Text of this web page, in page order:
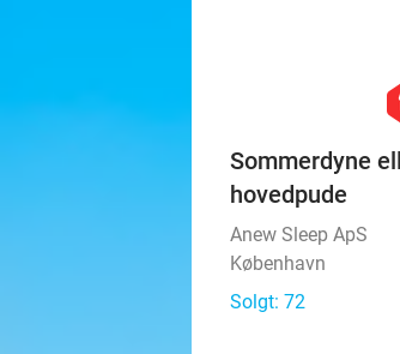
Sommerdyne
hovedpude
Anew Sleep ApS
København
Solgt: 72